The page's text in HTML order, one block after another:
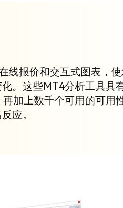
线报价和交互式图表，
。这些MT4分析工具具
加上数千个可用的可用
应。